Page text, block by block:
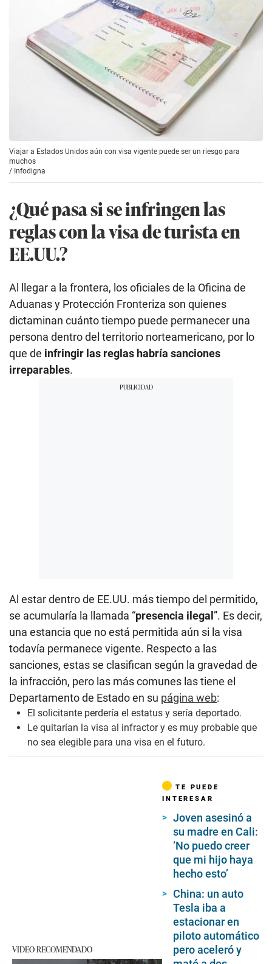
Viajar a Estados Unidos aún con visa vigente puede ser un riesgo para
muchos
/ Infodigna
¿Qué pasa si se infringen las
reglas con la visa de turista en
EE.UU.?
Al llegar a la frontera, los oficiales de la Oficina de
Aduanas y Protección Fronteriza son quienes
dictaminan cuánto tiempo puede permanecer una
persona dentro del territorio norteamericano, por lo
que de infringir las reglas habría sanciones
irreparables.
Al estar dentro de EE.UU. más tiempo del permitido,
se acumularía la llamada “presencia ilegal ”. Es decir,
una estancia que no está permitida aún si la visa
todavía permanece vigente. Respecto a las
sanciones, estas se clasifican según la gravedad de
la infracción, pero las más comunes las tiene el
Departamento de Estado en su página web:
El solicitante perdería el estatus y sería deportado.
Le quitarían la visa al infractor y es muy probable que
no sea elegible para una visa en el futuro.
VIDEO RECOMENDADO
TE PUEDE
INTERESAR
Joven asesinó a
su madre en Cali:
‘No puedo creer
que mi hijo haya
hecho esto’
China: un auto
Tesla iba a
estacionar en
piloto automático
pero aceleró y